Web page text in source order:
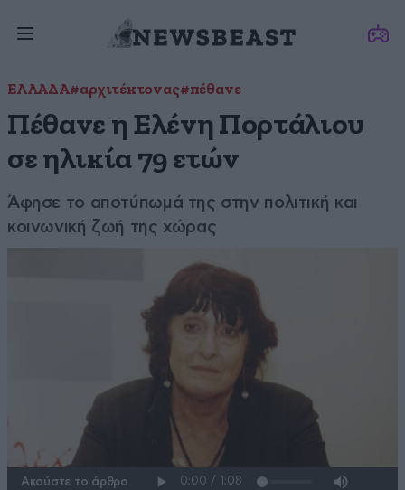
ΕΛΛΑΔΑ#αρχιτέκτονας#πέθανε
Πέθανε η Ελένη Πορτάλιου
σε ηλικία 79 ετών
Άφησε το αποτύπωμά της στην πολιτική και
κοινωνική ζωή της χώρας
Ακούστε το άρθρο